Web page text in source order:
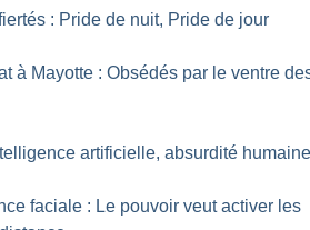
: Pride de nuit, Pride de jour
à Mayotte : Obsédés par le ventre
artificielle, absurdité
faciale : Le pouvoir veut activer les